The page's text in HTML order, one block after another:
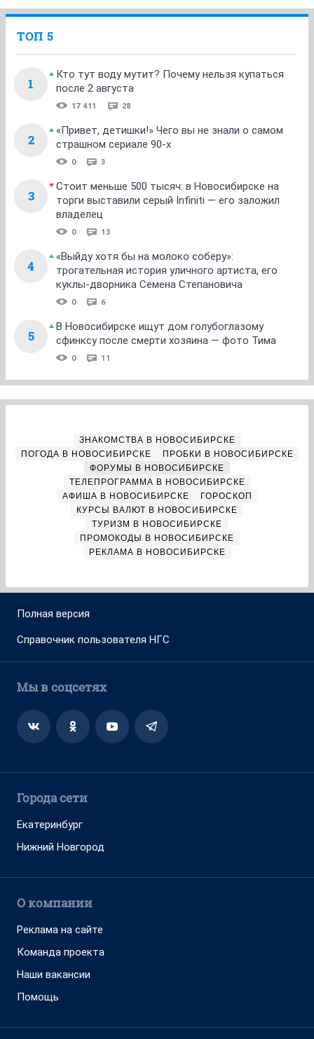
ТОП 5
1
Кто тут воду мутит? Почему нельзя купаться
после 2 августа
17 411 28
2
«Привет, детишки!» Чего вы не знали о самом
страшном сериале 90-х
0 3
3
Стоит меньше 500 тысяч: в Новосибирске на
торги выставили серый Infiniti — его заложил
владелец
0 13
4
«Выйду хотя бы на молоко соберу»:
трогательная история уличного артиста, его
куклы-дворника Семена Степановича
0 6
5
В Новосибирске ищут дом голубоглазому
сфинксу после смерти хозяина — фото Тима
0 11
ЗНАКОМСТВА В НОВОСИБИРСКЕ
ПОГОДА В НОВОСИБИРСКЕ
ПРОБКИ В НОВОСИБИРСКЕ
ФОРУМЫ В НОВОСИБИРСКЕ
ТЕЛЕПРОГРАММА В НОВОСИБИРСКЕ
АФИША В НОВОСИБИРСКЕ
ГОРОСКОП
КУРСЫ ВАЛЮТ В НОВОСИБИРСКЕ
ТУРИЗМ В НОВОСИБИРСКЕ
ПРОМОКОДЫ В НОВОСИБИРСКЕ
РЕКЛАМА В НОВОСИБИРСКЕ
Полная версия
Справочник пользователя НГС
Мы в соцсетях
Города сети
Екатеринбург
Нижний Новгород
О компании
Реклама на сайте
Команда проекта
Наши вакансии
Помощь